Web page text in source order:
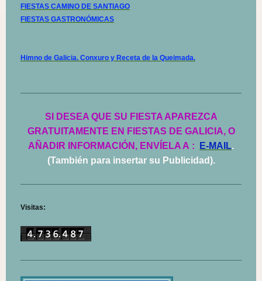
FIESTAS CAMINO DE SANTIAGO
FIESTAS GASTRONÓMICAS
Himno de Galicia. Conxuro y Receta de la Queimada.
SI DESEA QUE SU FIESTA APAREZCA
GRATUITAMENTE EN FIESTAS DE GALICIA, O
AÑADIR INFORMACIÓN, ENVÍELA A : E-MAIL.
(También para insertar su Publicidad).
Visitas: